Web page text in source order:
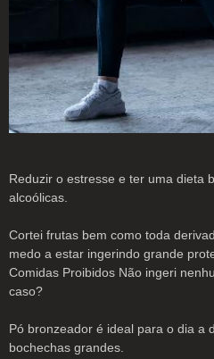
Reduzir o estresse e ter uma dieta
alcoólicas.
Cortei frutas bem como toda
medo a estar ingerindo grande
Comidas Proibidos Não ingeri
caso?
Pó bronzeador é ideal para o dia a
bochechas grandes.